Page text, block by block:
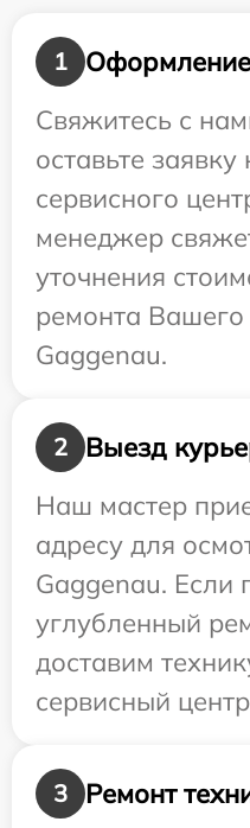
1
Свяжитесь с
оставьте заявку
сервисного
менеджер
уточнения
ремонта Вашего
Gaggenau.
2
Выезд
Наш мастер
адресу для
Gaggenau. Если
углубленный
доставим
сервисный
3 Ремонт